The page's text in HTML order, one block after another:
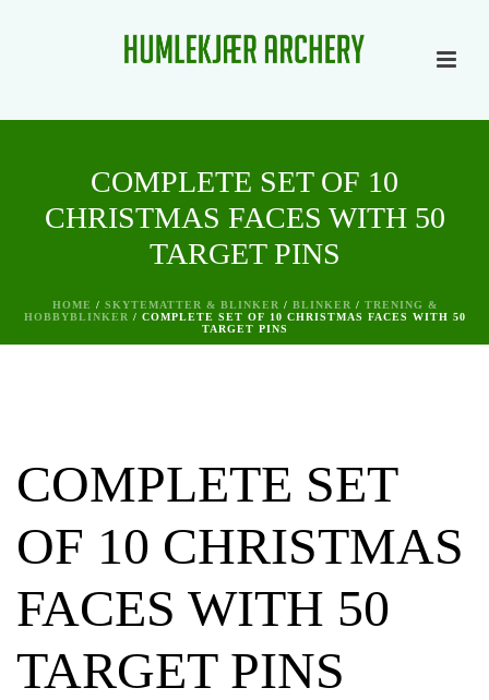
COMPLETE SET OF 10
CHRISTMAS FACES WITH 50
TARGET PINS
HOME / SKYTEMATTER & BLINKER / BLINKER / TRENING &
HOBBYBLINKER / COMPLETE SET OF 10 CHRISTMAS FACES WITH 50
TARGET PINS
COMPLETE SET
OF 10 CHRISTMAS
FACES WITH 50
TARGET PINS